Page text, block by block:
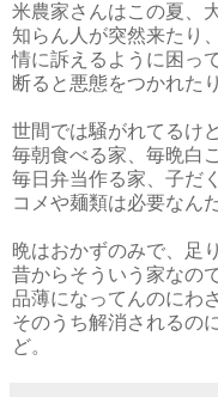
米農家さんはこの夏、
知らん人が突然来たり
情に訴えるように困っ
断ると悪態をつかれた
世間では騒がれてるけ
毎朝食べる家、毎晩白
毎日弁当作る家、子だ
コメや麺類は必要なん
晩はおかずのみで、足
昔からそういう家なの
品薄になってんのにわ
そのうち解消されるの
ど。